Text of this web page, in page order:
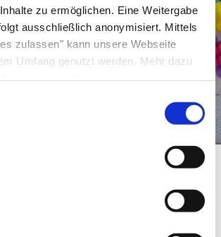
zu ermöglichen. Eine Weitergabe
ausschließlich anonymisiert. Mittels
zulassen" kann unsere Webseite
Umfang genutzt werden. Mehr dazu
Datenschutzerklärung.